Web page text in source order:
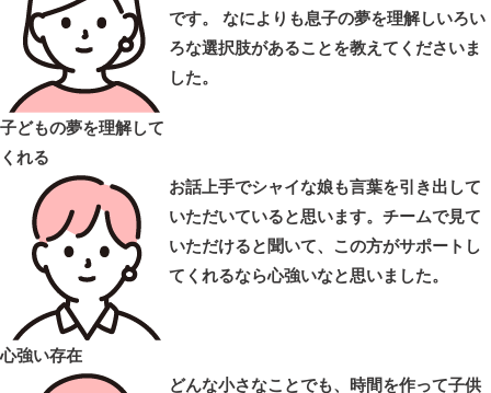
子どもの夢を理解して
くれる
です。 なによりも息子の夢を理解しいろい
ろな選択肢があることを教えてくださいま
した。
心強い存在
お話上手でシャイな娘も言葉を引き出して
いただいていると思います。チームで見て
いただけると聞いて、この方がサポートし
てくれるなら心強いなと思いました。
どんな小さなことでも、時間を作って子供